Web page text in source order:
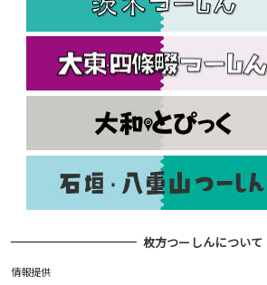
枚方つーしんについて
情報提供